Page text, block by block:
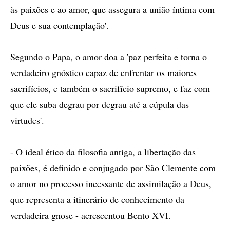
às paixões e ao amor, que assegura a união íntima com
Deus e sua contemplação'.
Segundo o Papa, o amor doa a 'paz perfeita e torna o
verdadeiro gnóstico capaz de enfrentar os maiores
sacrifícios, e também o sacrifício supremo, e faz com
que ele suba degrau por degrau até a cúpula das
virtudes'.
- O ideal ético da filosofia antiga, a libertação das
paixões, é definido e conjugado por São Clemente com
o amor no processo incessante de assimilação a Deus,
que representa a itinerário de conhecimento da
verdadeira gnose - acrescentou Bento XVI.